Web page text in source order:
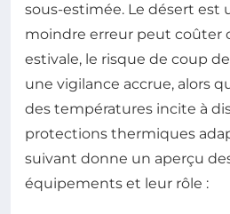
sous-estimée. Le désert est
moindre erreur peut coûter
estivale, le risque de coup
une vigilance accrue, alors
des températures incite à
protections thermiques
suivant donne un aperçu
équipements et leur rôle :